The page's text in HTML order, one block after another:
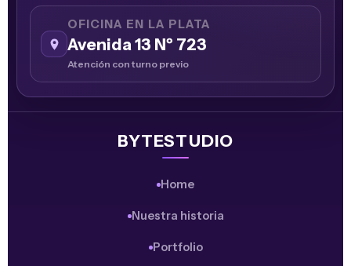
OFICINA EN LA PLATA
Avenida 13 Nº 723
Atención con turno previo
BYTESTUDIO
Home
Nuestra historia
Portfolio